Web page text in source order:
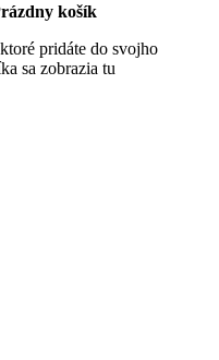
košík
pridáte do svojho
sa zobrazia tu